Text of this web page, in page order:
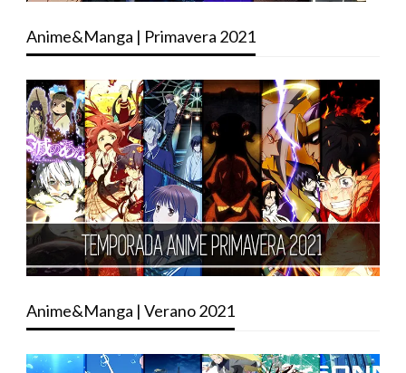
Anime&Manga | Primavera 2021
Anime&Manga | Verano 2021